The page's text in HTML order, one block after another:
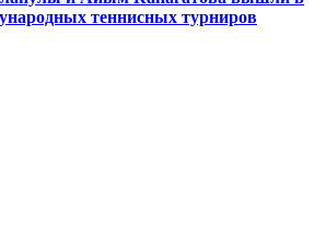
теннисных турниров